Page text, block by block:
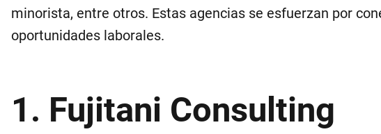
minorista, entre otros. Estas agencias se esfuerzan por
oportunidades laborales.
1. Fujitani Consulting